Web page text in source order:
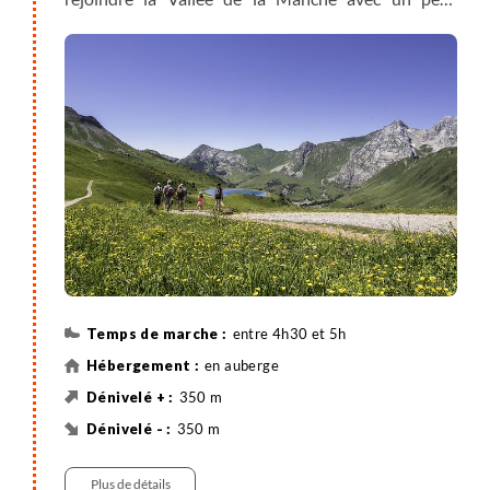
entre 4h30 et 5h
en auberge
350 m
350 m
Plus de détails